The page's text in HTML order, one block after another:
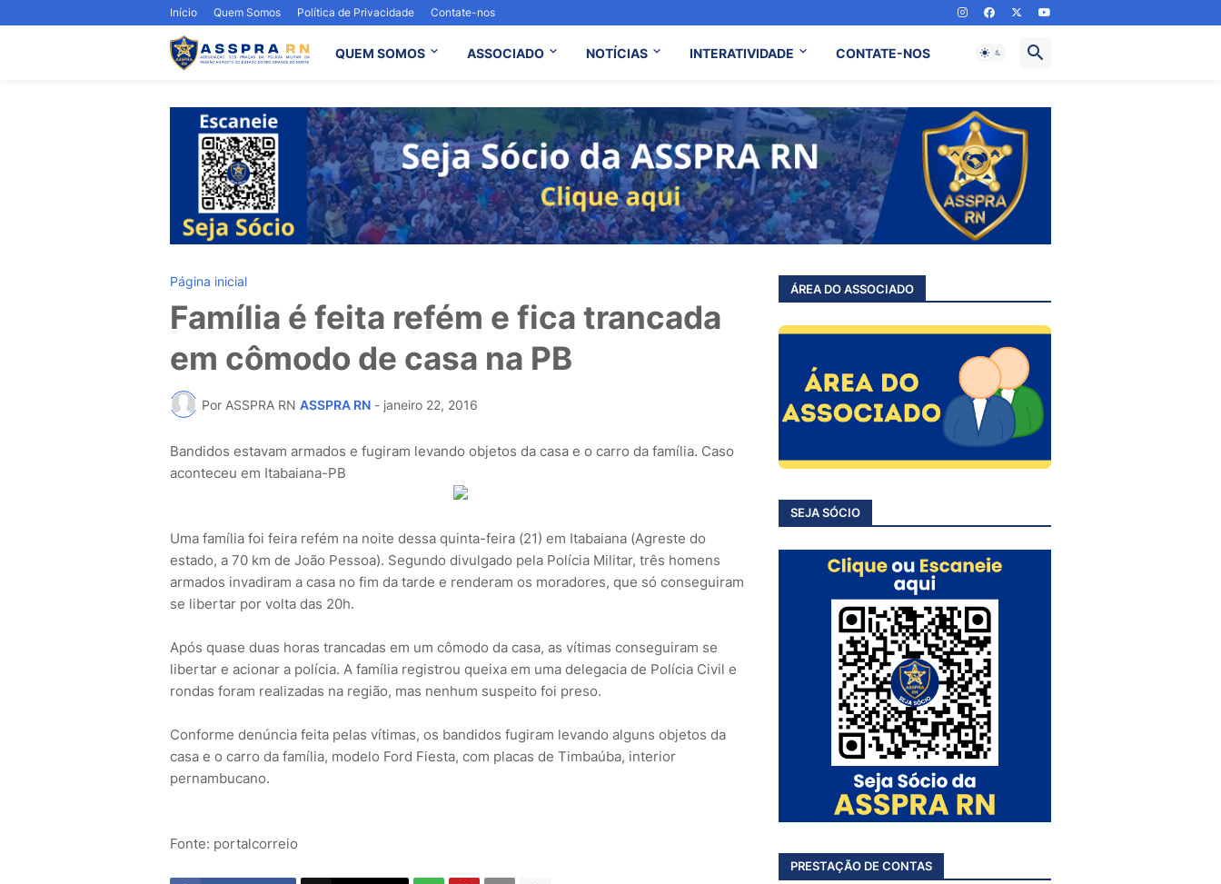
Início Quem Somos Política de Privacidade Contate-nos
QUEM SOMOS ASSOCIADO NOTÍCIAS INTERATIVIDADE CONTATE-NOS
Página inicial
Família é feita refém e fica trancada
em cômodo de casa na PB
Por ASSPRA RN ASSPRA RN - janeiro 22, 2016
Bandidos estavam armados e fugiram levando objetos da casa e o carro da família. Caso
aconteceu em Itabaiana-PB
Uma família foi feira refém na noite dessa quinta-feira (21) em Itabaiana (Agreste do
estado, a 70 km de João Pessoa). Segundo divulgado pela Polícia Militar, três homens
armados invadiram a casa no fim da tarde e renderam os moradores, que só conseguiram
se libertar por volta das 20h.
Após quase duas horas trancadas em um cômodo da casa, as vítimas conseguiram se
libertar e acionar a polícia. A família registrou queixa em uma delegacia de Polícia Civil e
rondas foram realizadas na região, mas nenhum suspeito foi preso.
Conforme denúncia feita pelas vítimas, os bandidos fugiram levando alguns objetos da
casa e o carro da família, modelo Ford Fiesta, com placas de Timbaúba, interior
pernambucano.
Fonte: portalcorreio
ÁREA DO ASSOCIADO
SEJA SÓCIO
PRESTAÇÃO DE CONTAS